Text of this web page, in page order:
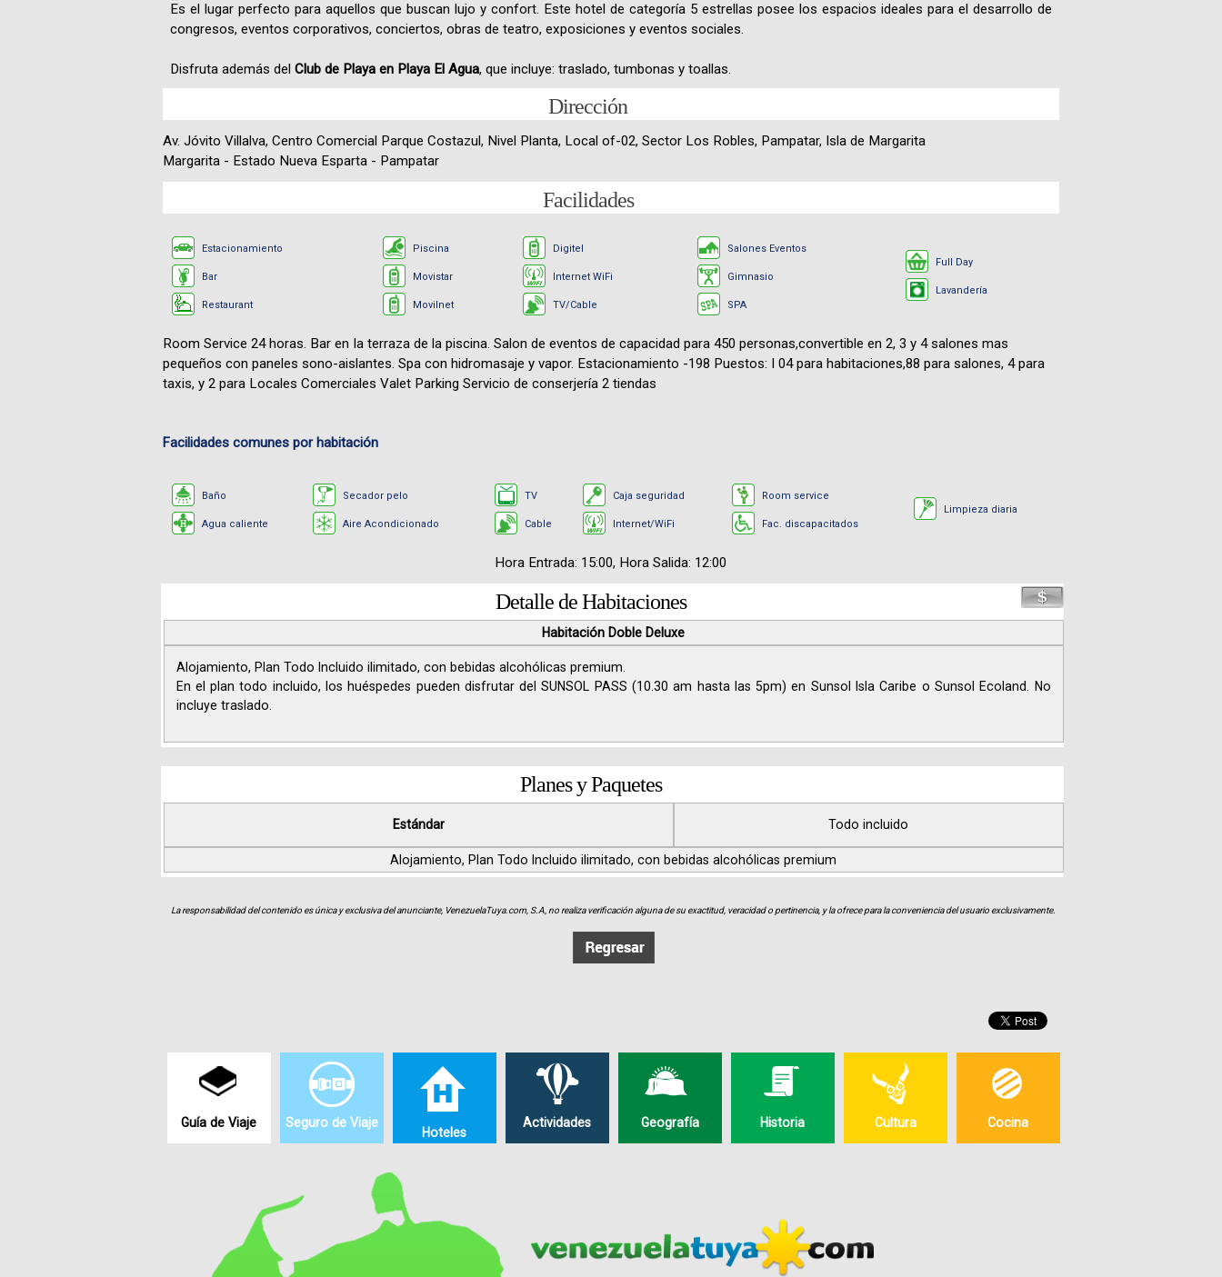
Es el lugar perfecto para aquellos que buscan lujo y confort. Este hotel de categoría 5 estrellas posee los espacios ideales para el desarrollo de
congresos, eventos corporativos, conciertos, obras de teatro, exposiciones y eventos sociales.
Disfruta además del Club de Playa en Playa El Agua, que incluye: traslado, tumbonas y toallas.
Dirección
Av. Jóvito Villalva, Centro Comercial Parque Costazul, Nivel Planta, Local of-02, Sector Los Robles, Pampatar, Isla de Margarita
Margarita - Estado Nueva Esparta - Pampatar
Facilidades
Estacionamiento
Bar
Restaurant
Piscina
Movistar
Movilnet
Digitel
Internet WiFi
TV/Cable
Salones Eventos
Gimnasio
SPA
Full Day
Lavandería
Room Service 24 horas. Bar en Ia terraza de la piscina. Salon de eventos de capacidad para 450 personas,convertible en 2, 3 y 4 salones mas
pequeños con paneles sono-aislantes. Spa con hidromasaje y vapor. Estacionamiento -198 Puestos: I 04 para habitaciones,88 para salones, 4 para
taxis, y 2 para Locales Comerciales Valet Parking Servicio de conserjería 2 tiendas
Facilidades comunes por habitación
Baño
Agua caliente
Secador pelo
Aire Acondicionado
TV
Cable
Caja seguridad
Internet/WiFi
Room service
Fac. discapacitados
Limpieza diaria
Hora Entrada: 15:00, Hora Salida: 12:00
Detalle de Habitaciones
Habitación Doble Deluxe
Alojamiento, Plan Todo Incluido ilimitado, con bebidas alcohólicas premium.
En el plan todo incluido, los huéspedes pueden disfrutar del SUNSOL PASS (10.30 am hasta las 5pm) en Sunsol Isla Caribe o Sunsol Ecoland. No
incluye traslado.
Planes y Paquetes
Estándar Todo incluido
Alojamiento, Plan Todo Incluido ilimitado, con bebidas alcohólicas premium
La responsabilidad del contenido es única y exclusiva del anunciante, VenezuelaTuya.com, S.A, no realiza verificación alguna de su exactitud, veracidad o pertinencia, y la ofrece para la conveniencia del usuario exclusivamente.
Guía de Viaje Seguro de Viaje
Hoteles
Actividades Geografía Historia Cultura Cocina